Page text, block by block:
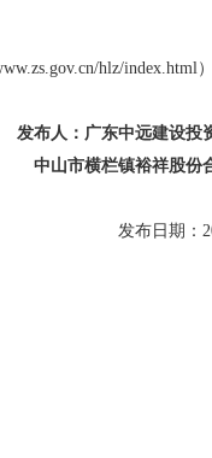
hlz/index.html
发布人： 广东中远建设投
中山市横栏镇裕祥股份
发布日期：